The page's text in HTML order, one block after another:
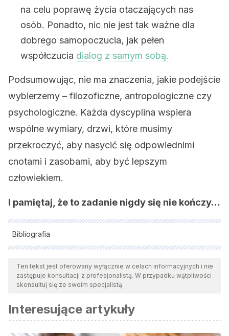
na celu poprawę życia otaczających nas
osób. Ponadto, nic nie jest tak ważne dla
dobrego samopoczucia, jak pełen
współczucia dialog z samym sobą.
Podsumowując, nie ma znaczenia, jakie podejście
wybierzemy – filozoficzne, antropologiczne czy
psychologiczne. Każda dyscyplina wspiera
wspólne wymiary, drzwi, które musimy
przekroczyć, aby nasycić się odpowiednimi
cnotami i zasobami, aby być lepszym
człowiekiem.
I pamiętaj, że to zadanie nigdy się nie kończy…
Bibliografia
Wszystkie cytowane źródła zostały gruntownie
przeanalizowane przez nasz zespół w celu zapewnienia ich
jakości, wiarygodności, aktualności i ważności. Bibliografia
względem naukowym lub akademickim.
Aristóteles (2014)Ética a Nicómaco. Gredos.
Ten tekst jest oferowany wyłącznie w celach informacyjnych i nie
zastępuje konsultacji z profesjonalistą. W przypadku wątpliwości
skonsultuj się ze swoim specjalistą.
Interesujące artykuły